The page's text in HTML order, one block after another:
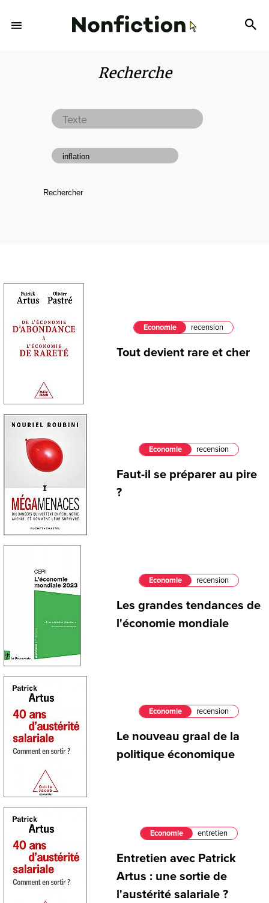
Recherche
Economie recension
Tout devient rare et cher
Economie recension
Faut-il se préparer au pire
?
Economie recension
Les grandes tendances de
l'économie mondiale
Economie recension
Le nouveau graal de la
politique économique
Economie entretien
Entretien avec Patrick
Artus : une sortie de
l'austérité salariale ?